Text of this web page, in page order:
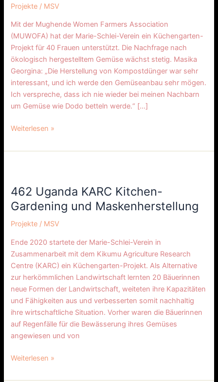
Projekte / MSV
Mit der Mughende Women Farmers Association
(MUWOFA) hat der Marie-Schlei-Verein ein Küchengarten-
Projekt für 40 Frauen unterstützt. Die Nachfrage nach
ökologisch hergestelltem Gemüse wächst stetig. Masika
Georgina: „Die Herstellung von Kompostdünger war sehr
interessant, und ich werde den Gemüseanbau sehr mögen.
Ich verspreche, dass ich nie wieder bei meinen Nachbarn
um Gemüse wie Dodo betteln werde.“ […]
Weiterlesen »
462 Uganda KARC Kitchen-
Gardening und Maskenherstellung
Projekte / MSV
Ende 2020 startete der Marie-Schlei-Verein in
Zusammenarbeit mit dem Kikumu Agriculture Research
Centre (KARC) ein Küchengarten-Projekt. Als Alternative
zur herkömmlichen Landwirtschaft lernten 20 Bäuerinnen
neue Formen der Landwirtschaft, weiteten ihre Kapazitäten
und Fähigkeiten aus und verbesserten somit nachhaltig
ihre wirtschaftliche Situation. Vorher waren die Bäuerinnen
auf Regenfälle für die Bewässerung ihres Gemüses
angewiesen und von
KARC
Kitchen-
und
Maskenherstellung
Weiterlesen »